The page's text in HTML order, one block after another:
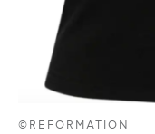
©REFORMATION